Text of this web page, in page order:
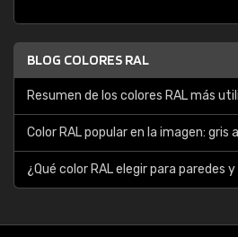
BLOG COLORES RAL
Resumen de los colores RAL más
Color RAL popular en la imagen: gris
¿Qué color RAL elegir para paredes